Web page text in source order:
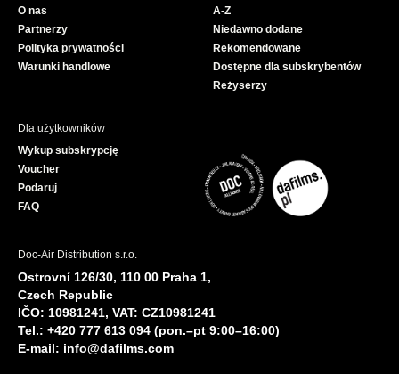
e
O nas
Partnerzy
Polityka prywatności
Warunki handlowe
A-Z
Niedawno dodane
Rekomendowane
Dostępne dla subskrybentów
Reżyserzy
Dla użytkowników
Wykup subskrypcję
Voucher
Podaruj
FAQ
Doc-Air Distribution s.r.o.
Ostrovní 126/30, 110 00 Praha 1,
Czech Republic
IČO: 10981241, VAT: CZ10981241
Tel.: +420 777 613 094 (pon.–pt 9:00–16:00)
E-mail: info@dafilms.com